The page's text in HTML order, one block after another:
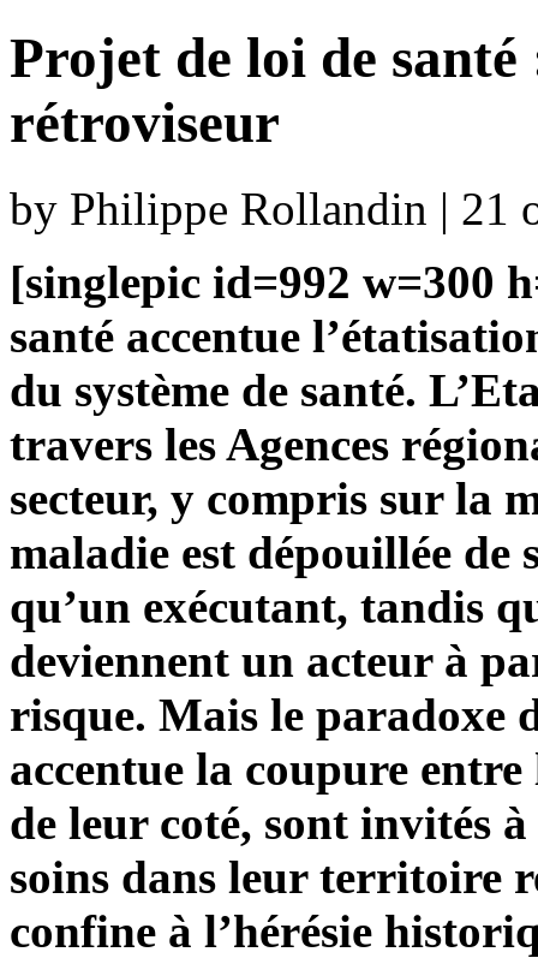
Projet de loi de
rétroviseur
by Philippe Rollandin | 21
[singlepic id=992 w=300
santé accentue
du système de santé.
travers les Agences
secteur, y compris sur la
maladie est dépouillée de
qu’un exécutant, tandis
deviennent un acteur à
risque. Mais le paradoxe
accentue la coupure
de leur coté, sont invités
soins dans leur territoire
confine à l’hérésie